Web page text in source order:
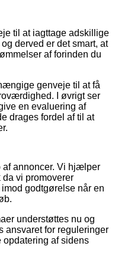
til at iagttage adskillige
derved er det smart, at
af forinden du
genveje til at få
I øvrigt ser
en evaluering af
drages fordel af til at
annoncer. Vi hjælper
vi promoverer
godtgørelse når en
understøttes nu og
ansvaret for reguleringer
af sidens